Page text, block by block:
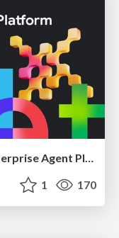
AI ネイティブな組織に Gemini Enterprise Agent Platform がなぜ必要なのか
1 170